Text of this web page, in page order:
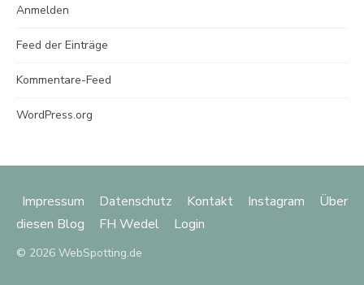
Anmelden
Feed der Einträge
Kommentare-Feed
WordPress.org
Impressum Datenschutz Kontakt Instagram
Über
diesen Blog
FH Wedel Login
© 2026 WebSpotting.de